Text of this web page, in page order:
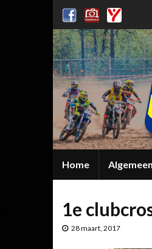
Home Algemeen
1e
28 maart, 2017